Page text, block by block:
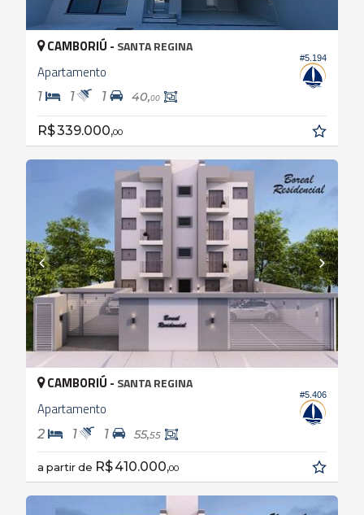
#5.194
CAMBORIÚ - SANTA REGINA
Apartamento
1 1 1 40,00
R$ 339.000,00
#5.406
CAMBORIÚ - SANTA REGINA
Apartamento
2 1 1 55,55
a partir de R$ 410.000,00